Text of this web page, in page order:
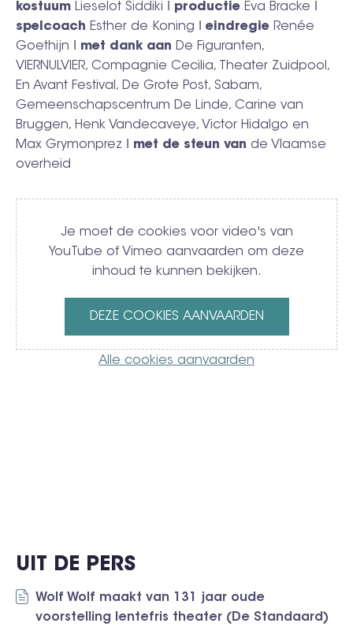
kostuum Lieselot Siddiki ǀ productie Eva Bracke ǀ
spelcoach Esther de Koning ǀ eindregie Renée
Goethijn ǀ
met dank aan De Figuranten,
VIERNULVIER, Compagnie Cecilia, Theater Zuidpool,
En Avant Festival, De Grote Post, Sabam,
Gemeenschapscentrum De Linde, Carine van
Bruggen, Henk Vandecaveye, Victor Hidalgo en
Max Grymonprez ǀ met de steun van de Vlaamse
overheid
Video
Je moet de cookies voor video's van
YouTube of Vimeo aanvaarden om deze
inhoud te kunnen bekijken.
DEZE COOKIES AANVAARDEN
Alle cookies aanvaarden
UIT DE PERS
Wolf Wolf maakt van 131 jaar oude
voorstelling lentefris theater (De Standaard)